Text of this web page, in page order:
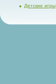
Детские игры